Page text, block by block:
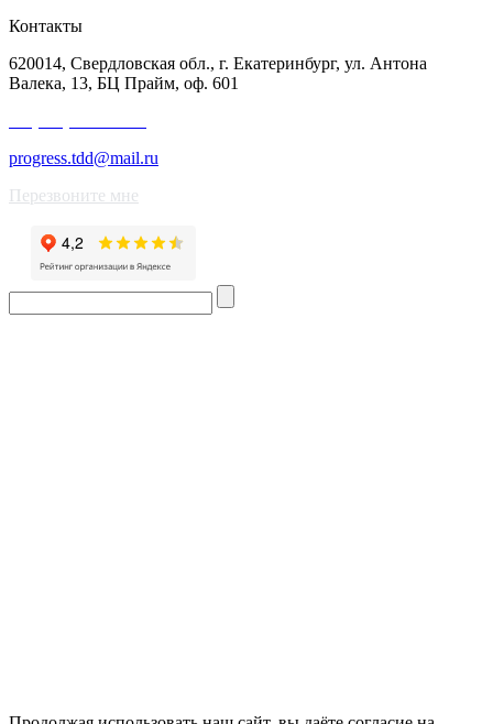
Контакты
620014, Свердловская обл., г. Екатеринбург, ул. Антона
Валека, 13, БЦ Прайм, оф. 601
progress.tdd@mail.ru
Перезвоните мне